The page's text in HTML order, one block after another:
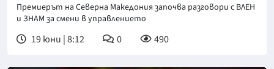
Премиерът на Северна Македония започва разговори с ВЛЕН
и ЗНАМ за смени в управлението
19 юни | 8:12 0 490